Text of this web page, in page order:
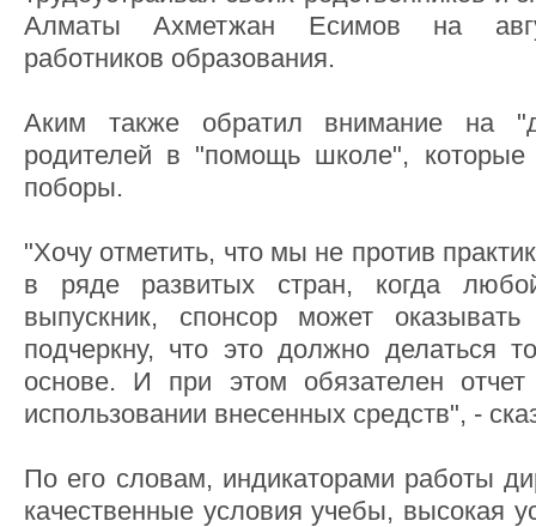
Алматы Ахметжан Есимов на
работников образования.
Аким также обратил внимание на
родителей в "помощь школе",
поборы.
"Хочу отметить, что мы не против
в ряде развитых стран, когда
выпускник, спонсор может
подчеркну, что это должно делаться
основе. И при этом обязателен
использовании внесенных средств", -
По его словам, индикаторами работы
качественные условия учебы, высокая